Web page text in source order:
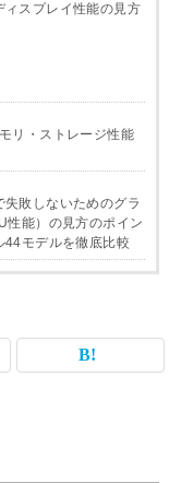
ィスプレイ性能の見方
リ・ストレージ性能
失敗しないためのグラ
性能）の見方のポイン
44モデルを徹底比較